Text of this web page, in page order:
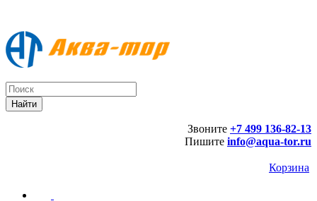
Звоните +7 499 136-82-13
Пишите info@aqua-tor.ru
Корзина